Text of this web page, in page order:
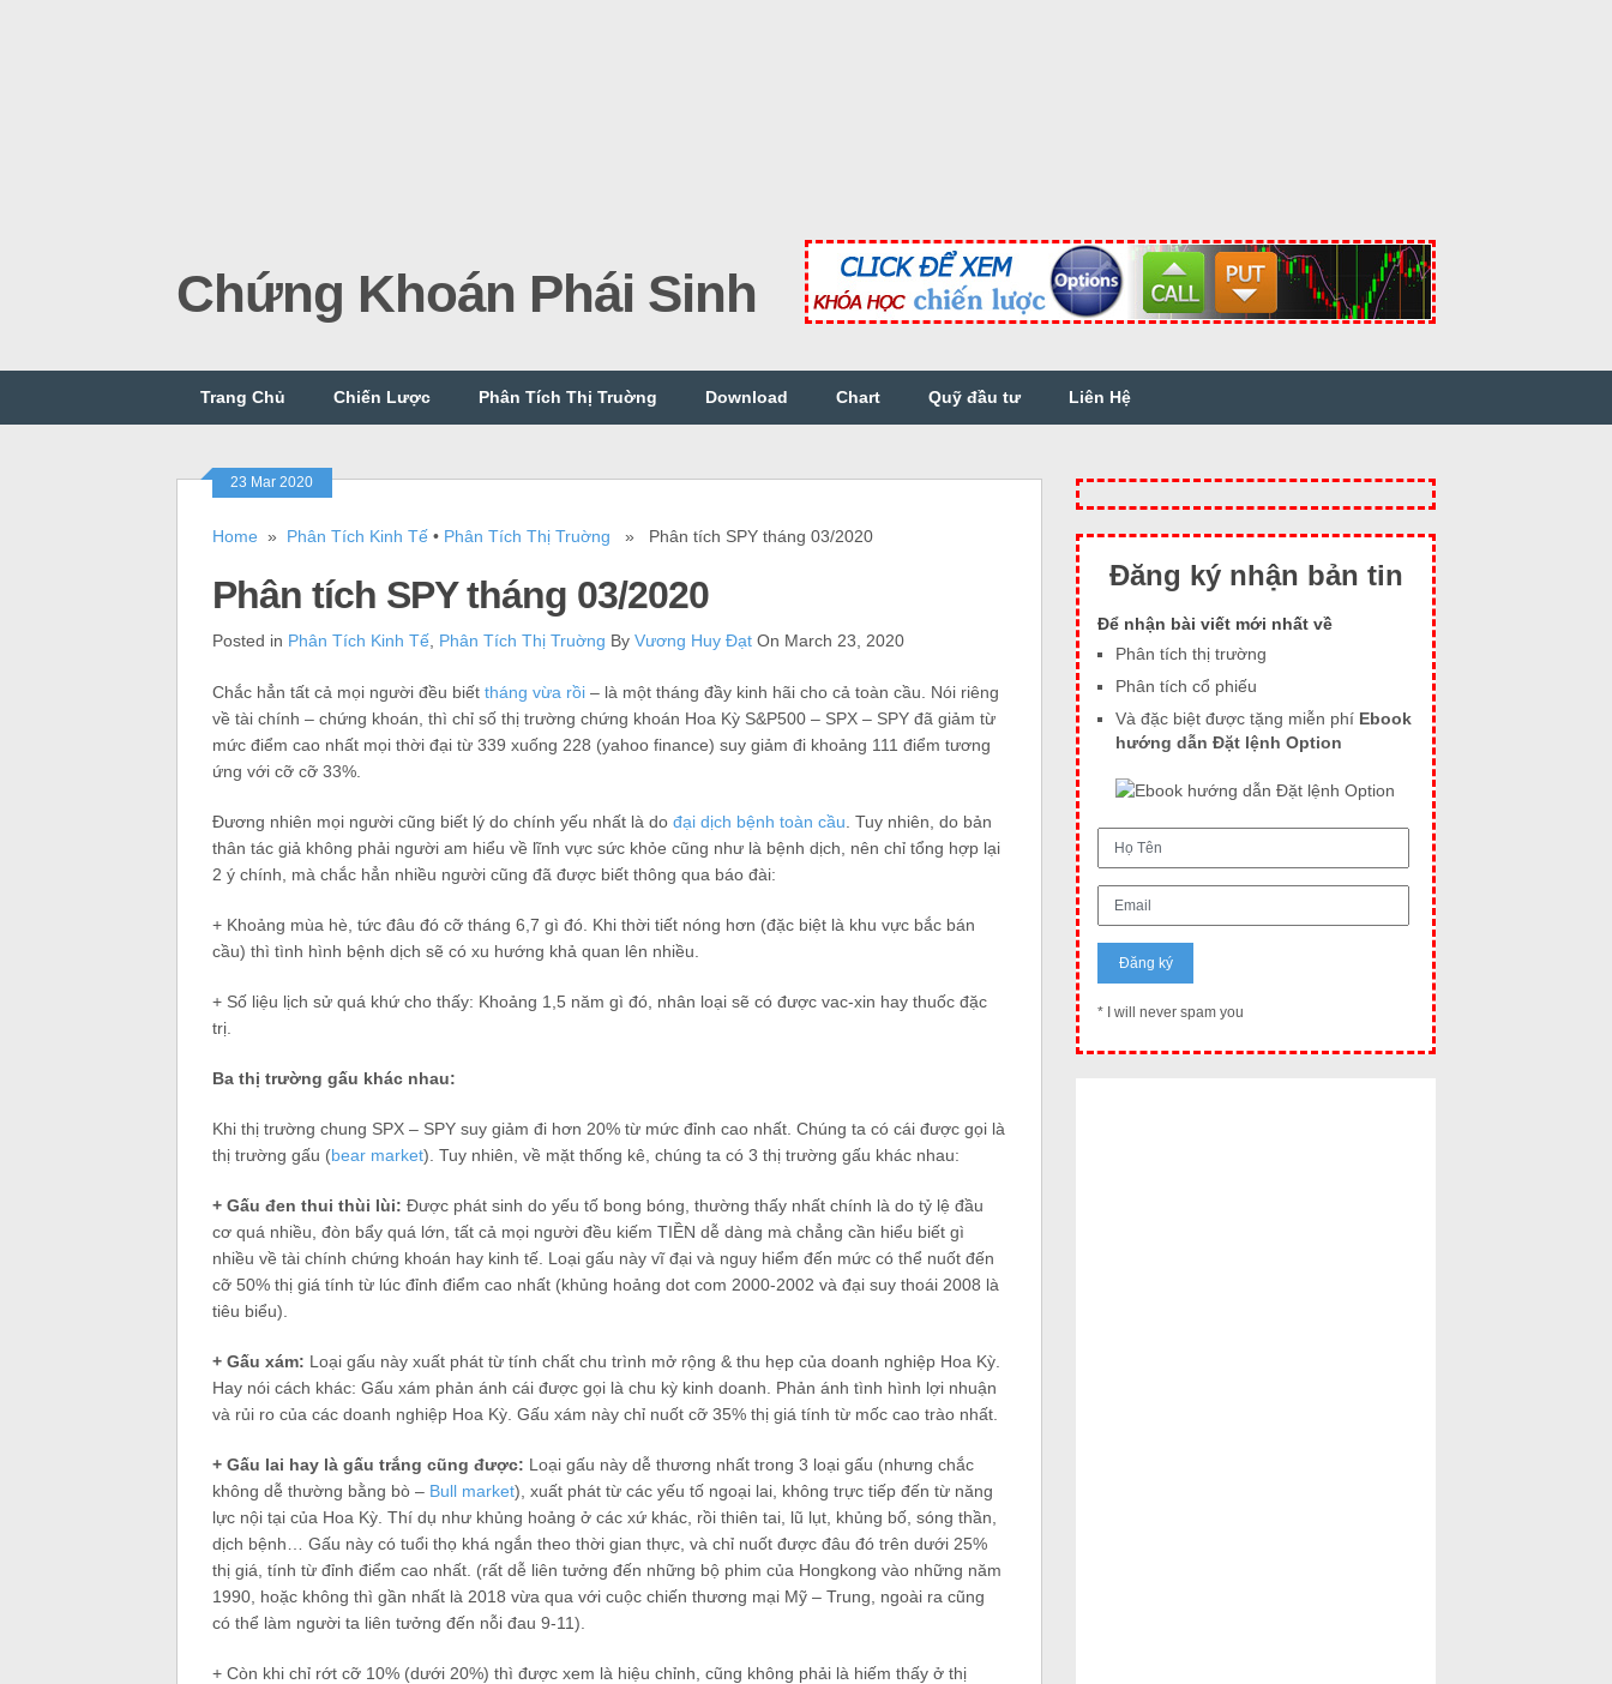
Chứng Khoán Phái Sinh
Trang Chủ Chiến Lược Phân Tích Thị Truờng Download Chart Quỹ đầu tư Liên Hệ
23 Mar 2020
Home » Phân Tích Kinh Tế• Phân Tích Thị Truờng » Phân tích SPY tháng 03/2020
Phân tích SPY tháng 03/2020
Posted in Phân Tích Kinh Tế, Phân Tích Thị Truờng By Vương Huy ĐạtOn March 23, 2020
Chắc hẳn tất cả mọi người đều biết tháng vừa rồi– là một tháng đầy kinh hãi cho cả toàn cầu. Nói riêng
về tài chính – chứng khoán, thì chỉ số thị trường chứng khoán Hoa Kỳ S&P500 – SPX – SPY đã giảm từ
mức điểm cao nhất mọi thời đại từ 339 xuống 228 (yahoo finance) suy giảm đi khoảng 111 điểm tương
ứng với cỡ cỡ 33%.
Đương nhiên mọi người cũng biết lý do chính yếu nhất là do đại dịch bệnh toàn cầu . Tuy nhiên, do bản
thân tác giả không phải người am hiểu về lĩnh vực sức khỏe cũng như là bệnh dịch, nên chỉ tổng hợp lại
2 ý chính, mà chắc hẳn nhiều người cũng đã được biết thông qua báo đài:
+ Khoảng mùa hè, tức đâu đó cỡ tháng 6,7 gì đó. Khi thời tiết nóng hơn (đặc biệt là khu vực bắc bán
cầu) thì tình hình bệnh dịch sẽ có xu hướng khả quan lên nhiều.
+ Số liệu lịch sử quá khứ cho thấy: Khoảng 1,5 năm gì đó, nhân loại sẽ có được vac-xin hay thuốc đặc
trị.
Ba thị trường gấu khác nhau:
Khi thị trường chung SPX – SPY suy giảm đi hơn 20% từ mức đỉnh cao nhất. Chúng ta có cái được gọi là
thị trường gấu (bear market). Tuy nhiên, về mặt thống kê, chúng ta có 3 thị trường gấu khác nhau:
+ Gấu đen thui thùi lùi: Được phát sinh do yếu tố bong bóng, thường thấy nhất chính là do tỷ lệ đầu
cơ quá nhiều, đòn bẩy quá lớn, tất cả mọi người đều kiếm TIỀN dễ dàng mà chẳng cần hiểu biết gì
nhiều về tài chính chứng khoán hay kinh tế. Loại gấu này vĩ đại và nguy hiểm đến mức có thể nuốt đến
cỡ 50% thị giá tính từ lúc đỉnh điểm cao nhất (khủng hoảng dot com 2000-2002 và đại suy thoái 2008 là
tiêu biểu).
+ Gấu xám: Loại gấu này xuất phát từ tính chất chu trình mở rộng & thu hẹp của doanh nghiệp Hoa Kỳ.
Hay nói cách khác: Gấu xám phản ánh cái được gọi là chu kỳ kinh doanh. Phản ánh tình hình lợi nhuận
và rủi ro của các doanh nghiệp Hoa Kỳ. Gấu xám này chỉ nuốt cỡ 35% thị giá tính từ mốc cao trào nhất.
+ Gấu lai hay là gấu trắng cũng được: Loại gấu này dễ thương nhất trong 3 loại gấu (nhưng chắc
không dễ thường bằng bò – Bull market), xuất phát từ các yếu tố ngoại lai, không trực tiếp đến từ năng
lực nội tại của Hoa Kỳ. Thí dụ như khủng hoảng ở các xứ khác, rồi thiên tai, lũ lụt, khủng bố, sóng thần,
dịch bệnh… Gấu này có tuổi thọ khá ngắn theo thời gian thực, và chỉ nuốt được đâu đó trên dưới 25%
thị giá, tính từ đỉnh điểm cao nhất. (rất dễ liên tưởng đến những bộ phim của Hongkong vào những năm
1990, hoặc không thì gần nhất là 2018 vừa qua với cuộc chiến thương mại Mỹ – Trung, ngoài ra cũng
có thể làm người ta liên tưởng đến nỗi đau 9-11).
+ Còn khi chỉ rớt cỡ 10% (dưới 20%) thì được xem là hiệu chỉnh, cũng không phải là hiếm thấy ở thị
Đăng ký nhận bản tin
Để nhận bài viết mới nhất về
Phân tích thị trường
Phân tích cổ phiếu
Và đặc biệt được tặng miễn phí Ebook
hướng dẫn Đặt lệnh Option
* I will never spam you